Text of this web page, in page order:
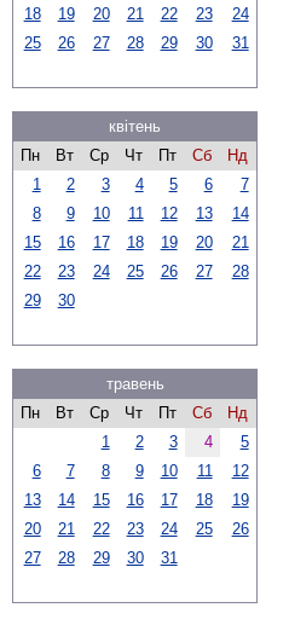
18
19 20 21 22 23
24
25
26 27 28 29 30 31
квітень
Пн
Вт Ср Чт Пт Сб
Нд
1
2 3 4 5 6
7
8
9 10 11 12 13
14
15
16 17 18 19 20
21
22
23 24 25 26 27
28
29
30
травень
Пн
Вт Ср Чт Пт Сб
Нд
1
2 3 4
5
6
7 8 9 10 11
12
13
14 15 16 17 18
19
20
21 22 23 24 25
26
27
28 29 30 31